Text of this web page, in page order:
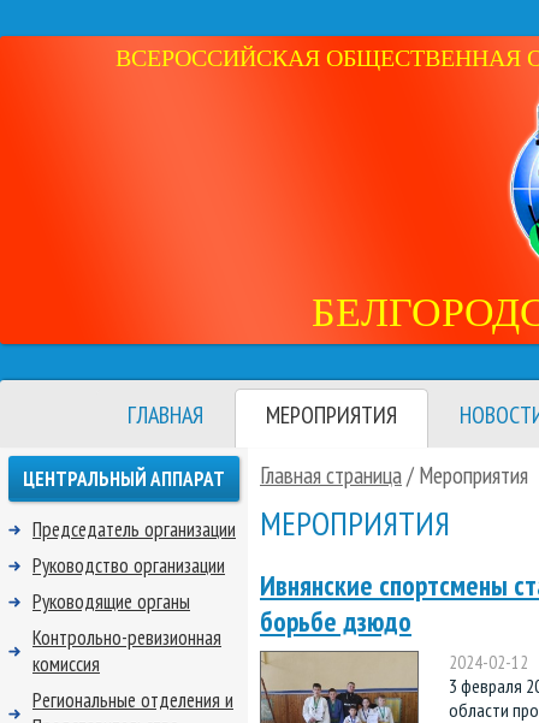
ВСЕРОССИЙСКАЯ ОБЩЕСТВЕННАЯ
ГЛАВНАЯ МЕРОПРИЯТИЯ
Главная страница/ Мероприятия
МЕРОПРИЯТИЯ
Ивнянские спортсмены
борьбе дзюдо
2024-02-12
3 февраля
области
ЦЕНТРАЛЬНЫЙ АППАРАТ
Председатель организации
Руководство организации
Руководящие органы
Контрольно-ревизионная
комиссия
Региональные отделения и